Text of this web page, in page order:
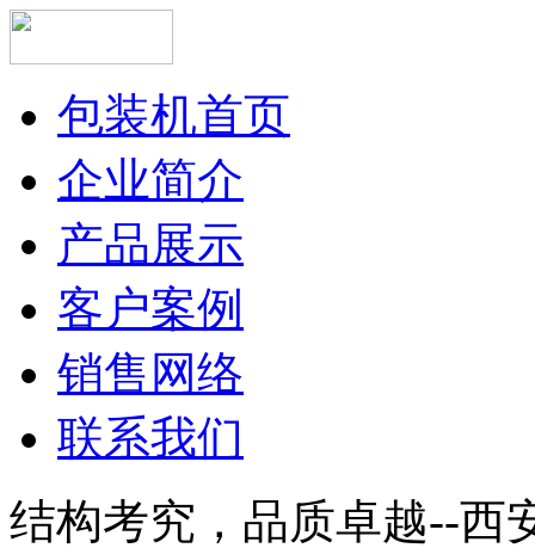
包装机首页
企业简介
产品展示
客户案例
销售网络
联系我们
结构考究，品质卓越--西